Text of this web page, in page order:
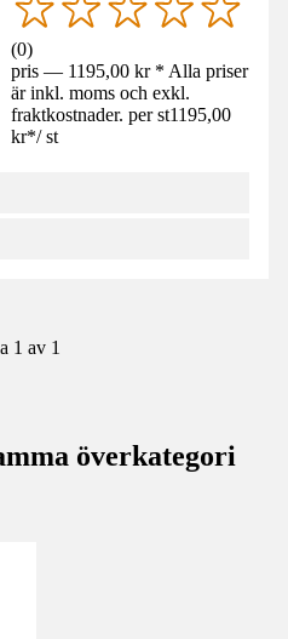
(0)
pris — 1195,00 kr * Alla priser
är inkl. moms och exkl.
fraktkostnader. per st1195,00
kr*/ st
1 av 1
överkategori